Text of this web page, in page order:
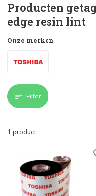
Producten
edge resin lint
Onze merken
Filter
1 product